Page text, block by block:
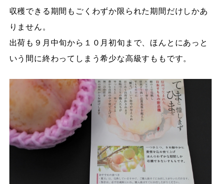
収穫できる期間もごくわずか限られた期間だけしかあ
りません。
出荷も９月中旬から１０月初旬まで、ほんとにあっと
いう間に終わってしまう希少な高級すももです。